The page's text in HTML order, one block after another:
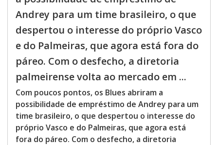
Andrey para um time brasileiro, o que
despertou o interesse do próprio Vasco
e do Palmeiras, que agora está fora do
páreo. Com o desfecho, a diretoria
palmeirense volta ao mercado em ...
Com poucos pontos, os Blues abriram a
possibilidade de empréstimo de Andrey para um
time brasileiro, o que despertou o interesse do
próprio Vasco e do Palmeiras, que agora está
fora do páreo. Com o desfecho, a diretoria